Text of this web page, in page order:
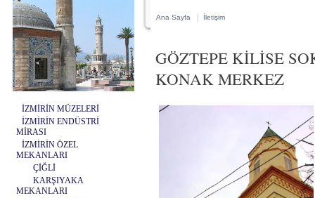
İZMİRİN MÜZELERİ
İZMİRİN ENDÜSTRİ
MİRASI
İZMİRİN ÖZEL
MEKANLARI
ÇİĞLİ
KARŞIYAKA
MEKANLARI
Ana Sayfa İletişim
GÖZTEPE KİLİSE
KONAK MERKEZ